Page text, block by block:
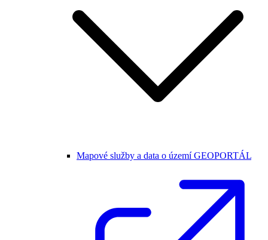
Mapové služby a data o území GEOPORTÁL